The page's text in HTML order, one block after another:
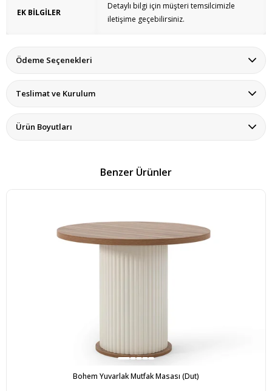
EK BİLGİLER
Detaylı bilgi için müşteri temsilcimizle
iletişime geçebilirsiniz.
Ödeme Seçenekleri
Teslimat ve Kurulum
Ürün Boyutları
Benzer Ürünler
Bohem Yuvarlak Mutfak Masası (Dut)